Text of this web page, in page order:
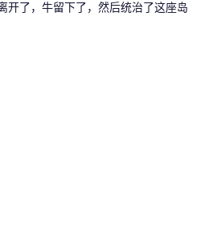
开了，牛留下了，然后统治了这座岛